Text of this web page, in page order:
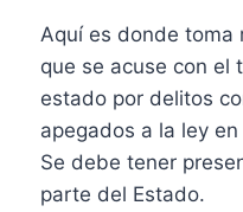
Aquí es donde toma
que se acuse con el
estado por delitos
apegados a la ley
Se debe tener
parte del Estado.